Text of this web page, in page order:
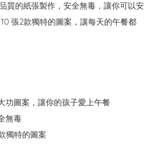
質的紙張製作，安全無毒，讓你可以安
張2款獨特的圖案，讓每天的午餐都
功圖案，讓你的孩子愛上午餐
無毒
獨特的圖案